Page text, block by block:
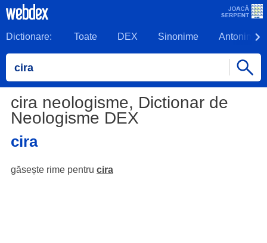
Dictionare: Toate DEX Sinonime Antonime
cira neologisme, Dictionar de
Neologisme DEX
cira
găsește rime pentru cira